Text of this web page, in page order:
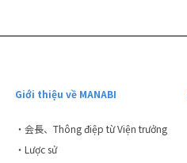
Giới thiệu về MANABI
・会長、Thông điệp từ Viện trưởng
・Lược sử